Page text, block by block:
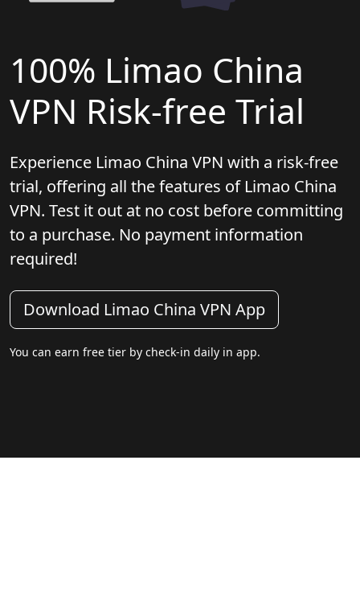
100% Limao China
VPN Risk-free Trial
Experience Limao China VPN with a risk-free
trial, offering all the features of Limao China
VPN. Test it out at no cost before committing
to a purchase. No payment information
required!
Download Limao China VPN App
You can earn free tier by check-in daily in app.